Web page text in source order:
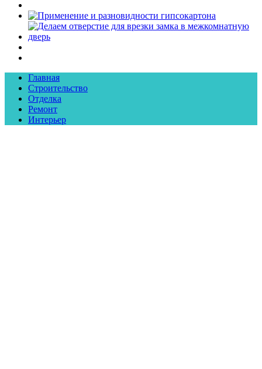
Главная
Строительство
Отделка
Ремонт
Интерьер